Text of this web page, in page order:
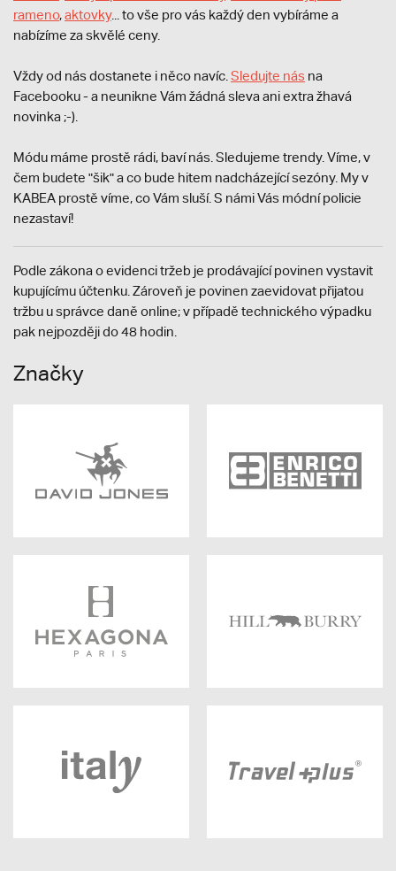
rameno,aktovky... to vše pro vás každý den vybíráme a
nabízíme za skvělé ceny.
Vždy od nás dostanete i něco navíc. Sledujte nás na
Facebooku - a neunikne Vám žádná sleva ani extra žhavá
novinka ;-).
Módu máme prostě rádi, baví nás. Sledujeme trendy. Víme, v
čem budete "šik" a co bude hitem nadcházející sezóny. My v
KABEA prostě víme, co Vám sluší. S námi Vás módní policie
nezastaví!
Podle zákona o evidenci tržeb je prodávající povinen vystavit
kupujícímu účtenku. Zároveň je povinen zaevidovat přijatou
tržbu u správce daně online; v případě technického výpadku
pak nejpozději do 48 hodin.
Značky